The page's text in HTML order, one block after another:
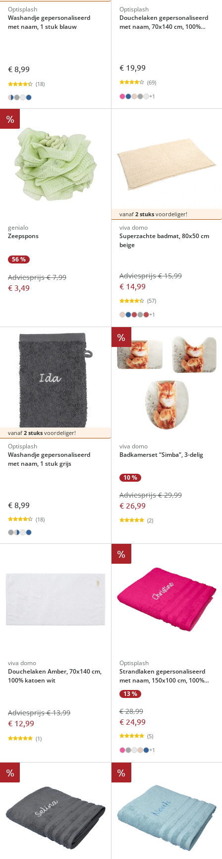
Optisplash
Washandje gepersonaliseerd
met naam, 1 stuk blauw
€ 8,99
(18)
Optisplash
Douchelaken gepersonaliseerd
met naam, 70x140 cm, 100%
€ 19,99
(69)
+1
%
genialo
Zeepspons
56 %
€ 3,49
Adviesprijs € 7,99
vanaf 2 stuksvoordeliger!
viva domo
Superzachte badmat, 80x50 cm
beige
€ 14,99
Adviesprijs € 15,99
(57)
+1
vanaf 2 stuks voordeliger!
Optisplash
Washandje gepersonaliseerd
met naam, 1 stuk grijs
€ 8,99
(18)
%
viva domo
Badkamerset “Simba”, 3-delig
10 %
€ 26,99
Adviesprijs € 29,99
(2)
viva domo
Douchelaken Amber, 70x140 cm,
100% katoen wit
€ 12,99
Adviesprijs € 13,99
(1)
%
Optisplash
Strandlaken gepersonaliseerd
met naam, 150x100 cm, 100%
katoen pink
13 %
€ 28,99
€ 24,99
(5)
+1
% %